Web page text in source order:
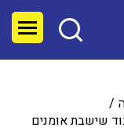
שישבת אומנים